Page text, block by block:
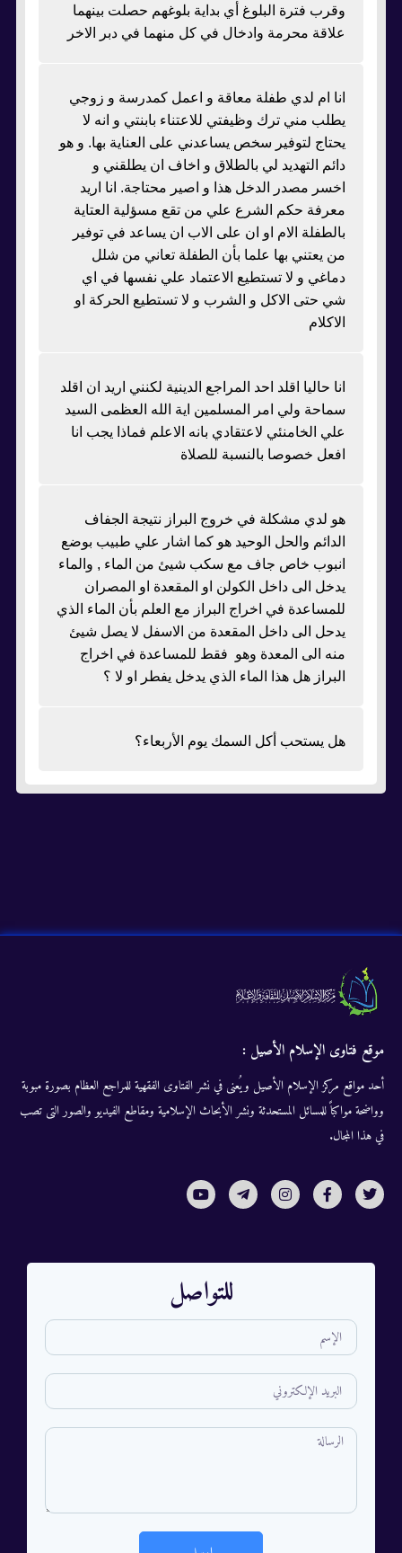
وقرب فترة البلوغ أي بداية بلوغهم حصلت بينهما
علاقة محرمة وادخال في كل منهما في دبر الاخر
انا ام لدي طفلة معاقة و اعمل كمدرسة و زوجي
يطلب مني ترك وظيفتي للاعتناء بابنتي و انه لا
يحتاج لتوفير سخص يساعدني على العناية بها. و هو
دائم التهديد لي بالطلاق و اخاف ان يطلقني و
اخسر مصدر الدخل هذا و اصير محتاجة. انا اريد
معرفة حكم الشرع علي من تقع مسؤلية العتاية
بالطفلة الام او ان على الاب ان يساعد في توفير
من يعتني بها علما بأن الطفلة تعاني من شلل
دماغي و لا تستطيع الاعتماد علي نفسها في اي
شي حتى الاكل و الشرب و لا تستطيع الحركة او
الاكلام
انا حاليا اقلد احد المراجع الدينية لكنني اريد ان اقلد
سماحة ولي امر المسلمين اية الله العظمى السيد
علي الخامنئي لاعتقادي بانه الاعلم فماذا يجب انا
افعل خصوصا بالنسبة للصلاة
هو لدي مشكلة في خروج البراز نتيجة الجفاف
الدائم والحل الوحيد هو كما اشار علي طبيب بوضع
انبوب خاص جاف مع سكب شيئ من الماء , والماء
يدخل الى داخل الكولن او المقعدة او المصران
للمساعدة في اخراج البراز مع العلم بأن الماء الذي
يدحل الى داخل المقعدة من الاسفل لا يصل شيئ
منه الى المعدة وهو فقط للمساعدة في اخراج
البراز هل هذا الماء الذي يدخل يفطر او لا ؟
هل يستحب أكل السمك يوم الأربعاء؟
موقع فتاوى الإسلام الأصيل :
أحد مواقع مركز الإسلام الأصيل ويُعنى في نشر الفتاوى الفقهية للمراجع العظام بصورة مبوبة
وواضحة مواكباً للمسائل المستحدثة ونشر الأبحاث الإسلامية ومقاطع الفيديو والصور التى تصب
في هذا المجال.
للتواصل